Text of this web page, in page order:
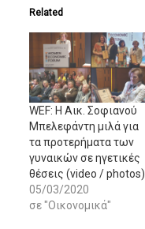
Related
WEF: H Αικ. Σοφιανού
Μπελεφάντη μιλά για
τα προτερήματα των
γυναικών σε ηγετικές
θέσεις (video / photos)
05/03/2020
σε "Οικονομικά"